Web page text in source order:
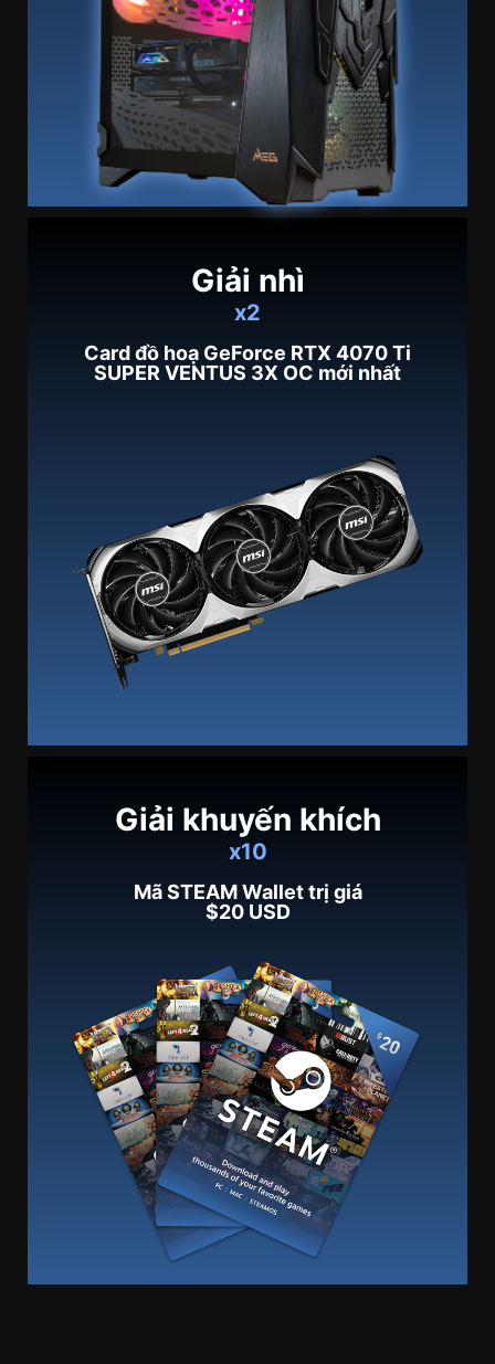
Giải nhì
x2
Card đồ hoạ GeForce RTX 4070 Ti
SUPER VENTUS 3X OC mới nhất
Giải khuyến khích
x10
Mã STEAM Wallet trị giá
$20 USD